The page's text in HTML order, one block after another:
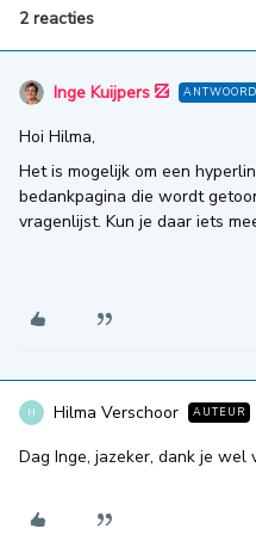
2 reacties
Inge Kuijpers ANTWOORD
Hoi Hilma,
Het is mogelijk om een
bedankpagina die wordt
vragenlijst. Kun je daar iets
H Hilma Verschoor AUTEUR
Dag Inge, jazeker, dank je wel